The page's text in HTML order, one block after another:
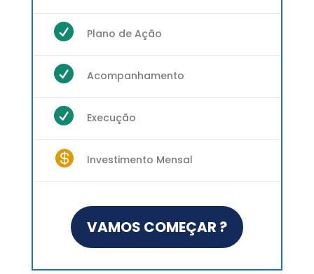
 Plano de Ação
 Acompanhamento
 Execução
 Investimento Mensal
VAMOS COMEÇAR ?